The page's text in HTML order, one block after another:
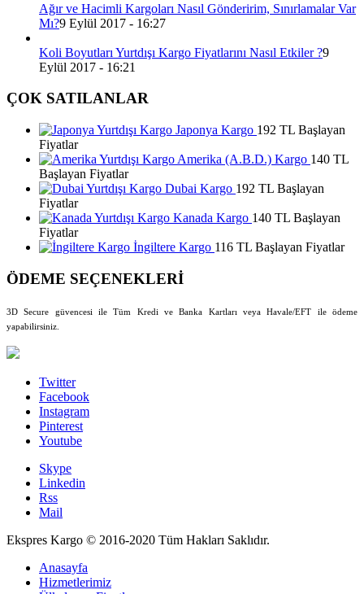
Ağır ve Hacimli Kargoları Nasıl Gönderirim, Sınırlamalar Var
Mı?9 Eylül 2017 - 16:27
Koli Boyutları Yurtdışı Kargo Fiyatlarını Nasıl Etkiler ?9
Eylül 2017 - 16:21
ÇOK SATILANLAR
Japonya Kargo 192 TL Başlayan
Fiyatlar
Amerika (A.B.D.) Kargo 140 TL
Başlayan Fiyatlar
Dubai Kargo 192 TL Başlayan
Fiyatlar
Kanada Kargo 140 TL Başlayan
Fiyatlar
İngiltere Kargo 116 TL Başlayan Fiyatlar
ÖDEME SEÇENEKLERİ
3D Secure güvencesi ile Tüm Kredi ve Banka Kartları veya Havale/EFT ile ödeme
yapabilirsiniz.
Twitter
Facebook
Instagram
Pinterest
Youtube
Skype
Linkedin
Rss
Mail
Ekspres Kargo © 2016-2020 Tüm Hakları Saklıdır.
Anasayfa
Hizmetlerimiz